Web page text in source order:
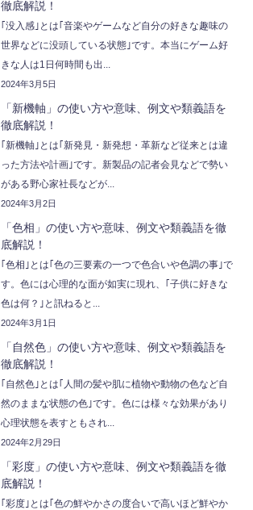
徹底解説！
｢没入感｣とは｢音楽やゲームなど自分の好きな趣味の
世界などに没頭している状態｣です。本当にゲーム好
きな人は1日何時間も出...
2024年3月5日
「新機軸」の使い方や意味、例文や類義語を
徹底解説！
｢新機軸｣とは｢新発見・新発想・革新など従来とは違
った方法や計画｣です。新製品の記者会見などで勢い
がある野心家社長などが...
2024年3月2日
「色相」の使い方や意味、例文や類義語を徹
底解説！
｢色相｣とは｢色の三要素の一つで色合いや色調の事｣で
す。色には心理的な面が如実に現れ、｢子供に好きな
色は何？｣と訊ねると...
2024年3月1日
「自然色」の使い方や意味、例文や類義語を
徹底解説！
｢自然色｣とは｢人間の髪や肌に植物や動物の色など自
然のままな状態の色｣です。色には様々な効果があり
心理状態を表すともされ...
2024年2月29日
「彩度」の使い方や意味、例文や類義語を徹
底解説！
｢彩度｣とは｢色の鮮やかさの度合いで高いほど鮮やか